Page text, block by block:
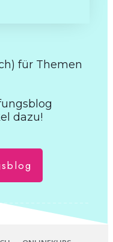
für Themen
dazu!